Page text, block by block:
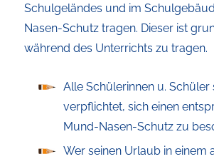
Schulgeländes und im
Nasen-Schutz tragen. Dieser ist
während des Unterrichts zu tragen.
Alle Schülerinnen u. Schüler
verpflichtet, sich einen
Mund-Nasen-Schutz zu
Wer seinen Urlaub in einem